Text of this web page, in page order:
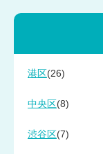
港区 (26)
中央区 (8)
渋谷区 (7)